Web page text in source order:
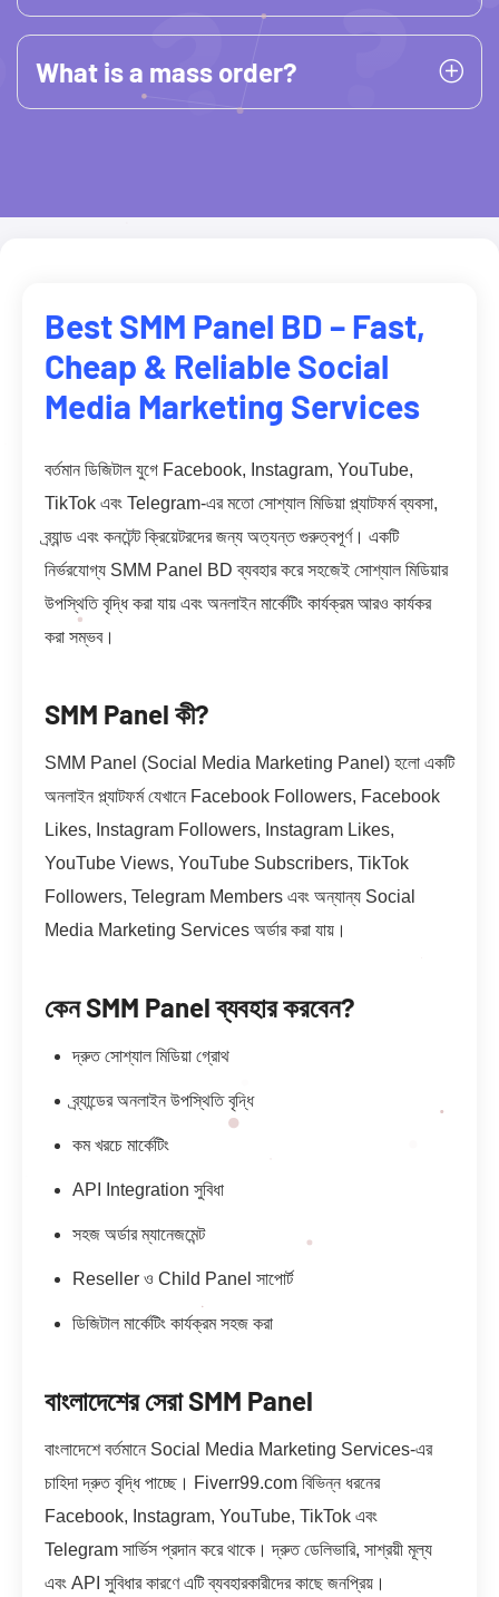
What is a mass order?
Best SMM Panel BD – Fast,
Cheap & Reliable Social
Media Marketing Services
বর্তমান ডিজিটাল যুগে Facebook, Instagram, YouTube,
TikTok এবং Telegram-এর মতো সোশ্যাল মিডিয়া প্ল্যাটফর্ম ব্যবসা,
ব্র্যান্ড এবং কনটেন্ট ক্রিয়েটরদের জন্য অত্যন্ত গুরুত্বপূর্ণ। একটি
নির্ভরযোগ্য SMM Panel BD ব্যবহার করে সহজেই সোশ্যাল মিডিয়ার
উপস্থিতি বৃদ্ধি করা যায় এবং অনলাইন মার্কেটিং কার্যক্রম আরও কার্যকর
করা সম্ভব।
SMM Panel কী?
SMM Panel (Social Media Marketing Panel) হলো একটি
অনলাইন প্ল্যাটফর্ম যেখানে Facebook Followers, Facebook
Likes, Instagram Followers, Instagram Likes,
YouTube Views, YouTube Subscribers, TikTok
Followers, Telegram Members এবং অন্যান্য Social
Media Marketing Services অর্ডার করা যায়।
কেন SMM Panel ব্যবহার করবেন?
দ্রুত সোশ্যাল মিডিয়া গ্রোথ
ব্র্যান্ডের অনলাইন উপস্থিতি বৃদ্ধি
কম খরচে মার্কেটিং
API Integration সুবিধা
সহজ অর্ডার ম্যানেজমেন্ট
Reseller ও Child Panel সাপোর্ট
ডিজিটাল মার্কেটিং কার্যক্রম সহজ করা
বাংলাদেশের সেরা SMM Panel
বাংলাদেশে বর্তমানে Social Media Marketing Services-এর
চাহিদা দ্রুত বৃদ্ধি পাচ্ছে। Fiverr99.com বিভিন্ন ধরনের
Facebook, Instagram, YouTube, TikTok এবং
Telegram সার্ভিস প্রদান করে থাকে। দ্রুত ডেলিভারি, সাশ্রয়ী মূল্য
এবং API সুবিধার কারণে এটি ব্যবহারকারীদের কাছে জনপ্রিয়।